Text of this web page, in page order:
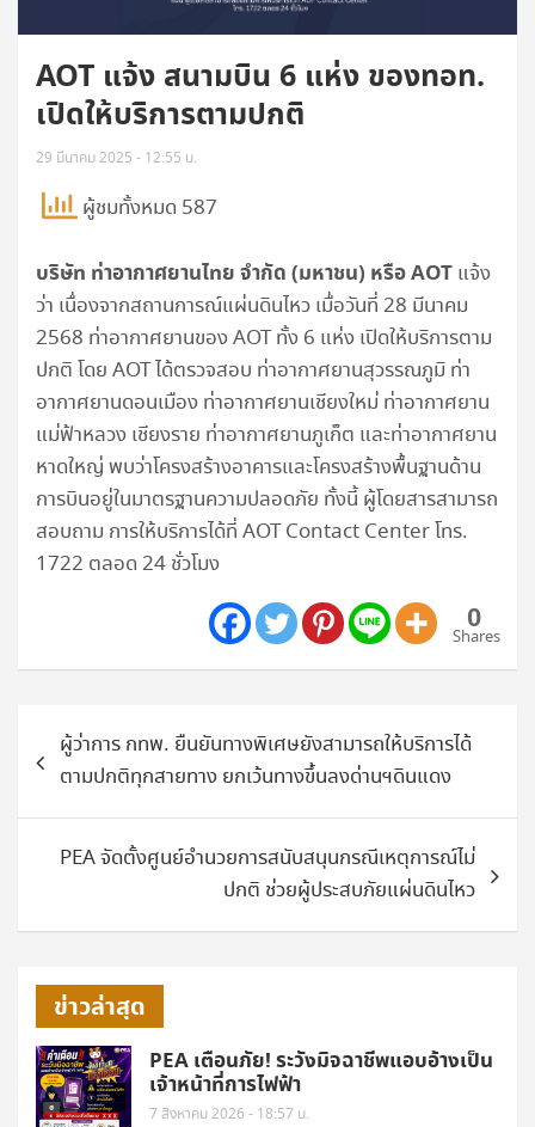
AOT แจ้ง สนามบิน 6 แห่ง ของทอท.
เปิดให้บริการตามปกติ
29 มีนาคม 2025 - 12:55 น.
ผู้ชมทั้งหมด 587
บริษัท ท่าอากาศยานไทย จำกัด (มหาชน) หรือAOT แจ้ง
ว่า เนื่องจากสถานการณ์แผ่นดินไหว เมื่อวันที่ 28 มีนาคม
2568 ท่าอากาศยานของ AOT ทั้ง 6 แห่ง เปิดให้บริการตาม
ปกติ โดย AOT ได้ตรวจสอบ ท่าอากาศยานสุวรรณภูมิ ท่า
อากาศยานดอนเมือง ท่าอากาศยานเชียงใหม่ ท่าอากาศยาน
แม่ฟ้าหลวง เชียงราย ท่าอากาศยานภูเก็ต และท่าอากาศยาน
หาดใหญ่ พบว่าโครงสร้างอาคารและโครงสร้างพื้นฐานด้าน
การบินอยู่ในมาตรฐานความปลอดภัย ทั้งนี้ ผู้โดยสารสามารถ
สอบถาม การให้บริการได้ที่ AOT Contact Center โทร.
1722 ตลอด 24 ชั่วโมง
0
Shares
แนะแนว
เรื่องผู้ว่าการ กทพ. ยืนยันทางพิเศษยังสามารถให้บริการได้
ตามปกติทุกสายทาง ยกเว้นทางขึ้นลงด่านฯดินแดง
PEA จัดตั้งศูนย์อำนวยการสนับสนุนกรณีเหตุการณ์ไม่
ปกติ ช่วยผู้ประสบภัยแผ่นดินไหว
ข่าวล่าสุด
PEA เตือนภัย! ระวังมิจฉาชีพแอบอ้างเป็น
เจ้าหน้าที่การไฟฟ้า
7 สิงหาคม 2026 - 18:57 น.